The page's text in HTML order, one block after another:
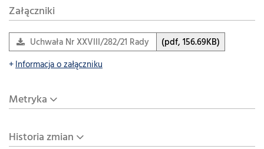
Załączniki
Uchwała Nr XXVIII/282/21 Rady Miejskiej Chełmek z dnia
(pdf, 156.69KB)
Informacja o załączniku
Metryka
Historia zmian